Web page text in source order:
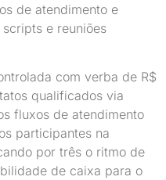
de atendimento e
e reuniões
com verba de R$
qualificados via
fluxos de atendimento
participantes na
por três o ritmo de
de caixa para o